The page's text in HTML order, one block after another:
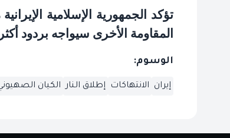
تؤكد الجمهورية الإسلامية
المقاومة الأخرى سيواجه بردود
الوسوم:
إيران الانتهاكات إطلاق النار الكيان